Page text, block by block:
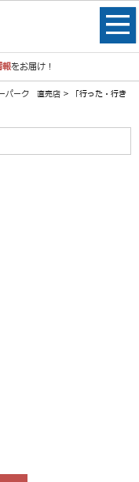
報をお届け！
パーク 直売店 > 「行った・行き